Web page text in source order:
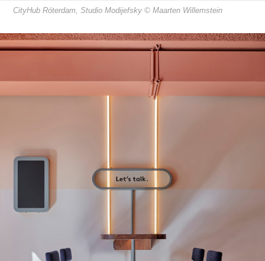
CityHub Róterdam, Studio Modijefsky © Maarten Willemstein